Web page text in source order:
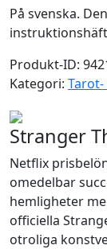
På svenska.
Produkt-ID:
Kategori:
Stranger
Netflix
omedelbar
hemligheter
officiella
otroliga